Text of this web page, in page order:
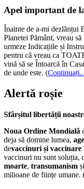
Apel important de
Înainte de a-mi dezlănțui
Planetei Pământ, vreau
urmeze Indicațiile și
pentru că vreau ca
vină să se Întoarcă în
de unde este. (
Alertă roșie
Sfârșitul libertății
Noua Ordine Mondială
deja să domine lumea,
devaccinuri și
vaccinuri nu sunt soluția,
moarte, transumanism și
milioane de ființe umane.